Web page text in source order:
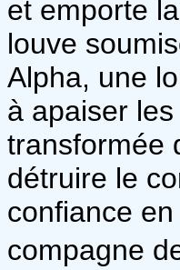
et emporte
louve
Alpha, une
à apaiser
transformée
détruire le
confiance
compagne